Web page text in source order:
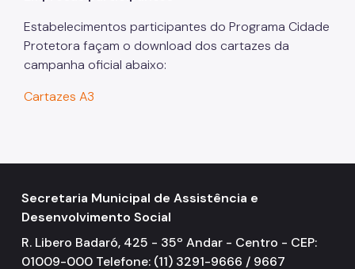
Estabelecimentos participantes do Programa Cidade
Protetora façam o download dos cartazes da
campanha oficial abaixo:
Cartazes A3
Secretaria Municipal de Assistência e
Desenvolvimento Social
R. Libero Badaró, 425 - 35º Andar - Centro - CEP:
01009-000 Telefone: (11) 3291-9666 / 9667